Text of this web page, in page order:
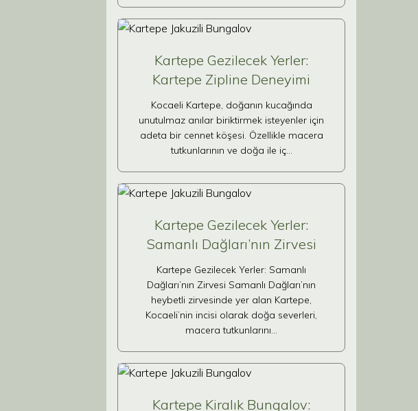
Kartepe Gezilecek Yerler:
Kartepe Zipline Deneyimi
Kocaeli Kartepe, doğanın kucağında
unutulmaz anılar biriktirmek isteyenler için
adeta bir cennet köşesi. Özellikle macera
tutkunlarının ve doğa ile iç…
Kartepe Gezilecek Yerler:
Samanlı Dağları’nın Zirvesi
Kartepe Gezilecek Yerler: Samanlı
Dağları’nın Zirvesi Samanlı Dağları’nın
heybetli zirvesinde yer alan Kartepe,
Kocaeli’nin incisi olarak doğa severleri,
macera tutkunlarını…
Kartepe Kiralık Bungalov: